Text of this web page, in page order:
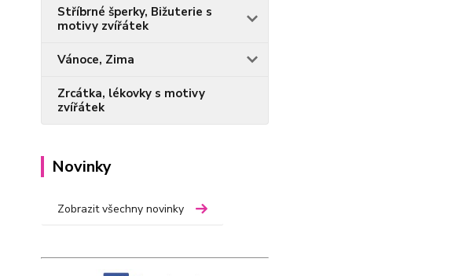
Stříbrné šperky, Bižuterie s
motivy zvířátek
Vánoce, Zima
Zrcátka, lékovky s motivy
zvířátek
Novinky
Zobrazit všechny novinky